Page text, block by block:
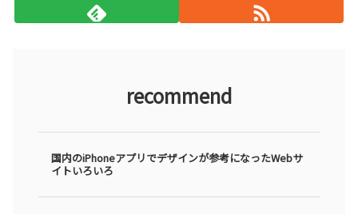
recommend
国内のiPhoneアプリでデザインが参考になったWebサ
イトいろいろ